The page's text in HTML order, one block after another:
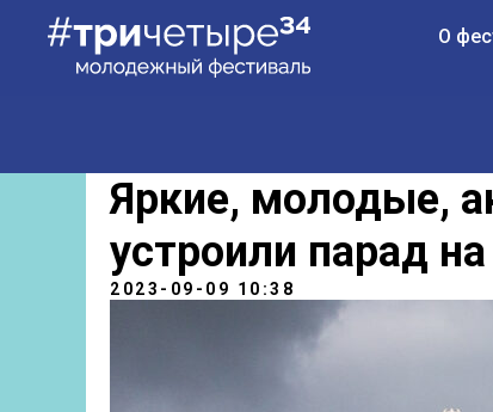
О
Яркие, молодые,
устроили парад
2023-09-09 10:38